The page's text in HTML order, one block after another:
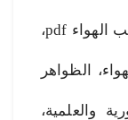
عجائب الهواء pdf، تحميل كتاب عجائب الهواء pdf،
الظواهر
والعلمية،